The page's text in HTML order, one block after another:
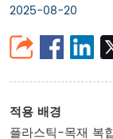
2025-08-20
적용 배경
플라스틱-목재 복